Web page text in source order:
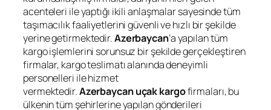
acenteleri ile yaptığı ikili anlaşmalar sayesinde tüm
taşımacılık faaliyetlerini güvenli ve hızlı bir şekilde
yerine getirmektedir.Azerbaycan’a yapılan tüm
kargo işlemlerini sorunsuz bir şekilde gerçekleştiren
firmalar, kargo teslimatı alanında deneyimli
personelleri ile hizmet
vermektedir.Azerbaycanuçak kargofirmaları, bu
ülkenin tüm şehirlerine yapılan gönderileri